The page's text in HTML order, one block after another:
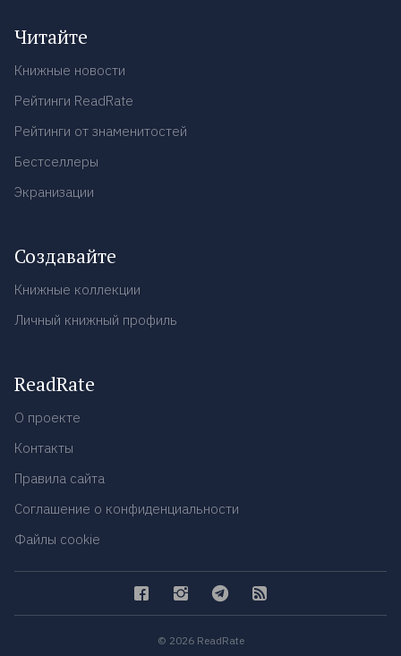
Читайте
Книжные новости
Рейтинги ReadRate
Рейтинги от знаменитостей
Бестселлеры
Экранизации
Создавайте
Книжные коллекции
Личный книжный профиль
ReadRate
О проекте
Контакты
Правила сайта
Соглашение о конфиденциальности
Файлы cookie
© 2026 ReadRate